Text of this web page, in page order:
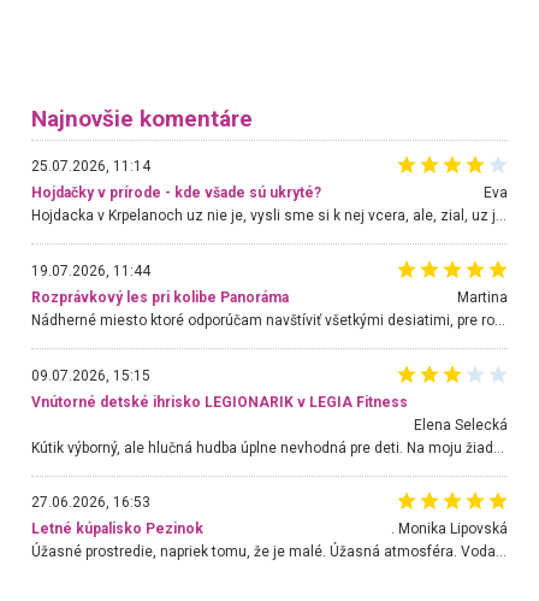
Najnovšie komentáre
25.07.2026, 11:14
Hojdačky v prírode - kde všade sú ukryté?
Eva
Hojdacka v Krpelanoch uz nie je, vysli sme si k nej vcera, ale, zial, uz je znicena. Ak sem planujete cestu len kvoli hojdacke, mozete si ju usetrit. Krasny vyhlad je tu vsak aj bez hojdacky :-)
19.07.2026, 11:44
Rozprávkový les pri kolibe Panoráma
Martina
Nádherné miesto ktoré odporúčam navštíviť všetkými desiatimi, pre rodiny s deťmi, dôchodcom... Proste a jednoducho ozaj rozprávkový les.. určite ešte prídeme. Odniesli sme si na pamiatku krásne tričká,
09.07.2026, 15:15
Vnútorné detské ihrisko LEGIONARIK v LEGIA Fitness
Elena Selecká
27.06.2026, 16:53
Letné kúpalisko Pezinok
. Monika Lipovská
Úžasné prostredie, napriek tomu, že je malé. Úžasná atmosféra. Voda fantastická a nádherná. Ľudí je pomerne veľa, ale su mili a ohľaduplní. Je veľmi zaujímavé sledovať, ako dokážu spolu športovať cudzí ľudia a bez ohľadu na vek. Vládne tu pohoda. Vnuka neviem dostať z vody. Ďakujem za krásny deň . Urcite sa sem vrátim. Jediný problém je s parkovaním, ale aj ten sa mi podarilo vyriešiť. Monika Bratislava